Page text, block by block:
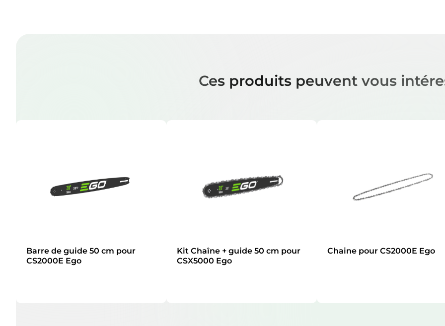
Ces produits peuvent vous
Barre de guide 50 cm pour
CS2000E Ego
Kit Chaîne + guide 50 cm pour
CSX5000 Ego
Chaine pour CS2000E Ego